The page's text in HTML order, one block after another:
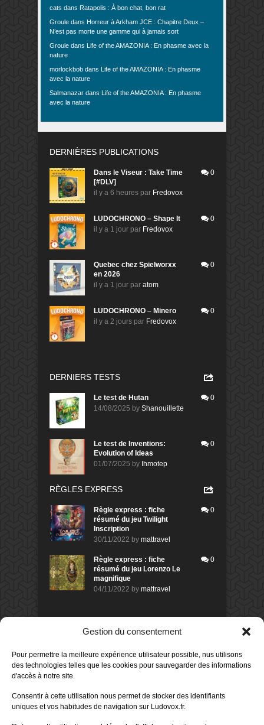
Gestion du consentement
Pour permettre la meilleure expérience utilisateur possible, nus utilisons
des technologies telles que les cookies pour sauvegarder des informations
d'accès à notre site.
Consentir à cette utilisation nous permet de stocker des identifiants
uniques et vos habitudes de navigation sur Ludovox.fr.
cats dans Ratapolis : À bon chat, bon rat
Groule dans Horreur à Arkham JCE : Chapitre Deux –
N’est pas morte une gamme qui à jamais sort
Groule dans Life of the AMAZONIA : En phasme avec la
nature
morlockbob dans Life of the AMAZONIA : En phasme
avec la nature
Salmanazar dans Life of the AMAZONIA : En phasme
avec la nature
DERNIÈRES PUBLICATIONS
Dans le Viseur : Take Time
[#DLV]
il y a 6 heures par Fredovox
0
LUDOCHRONO – Shape It
il y a 1 jour par Fredovox
0
Quebec chez Spielworxx
en 2026
il y a 1 jour par atom
0
LUDOCHRONO – Minero
il y a 2 jours par Fredovox
0
DERNIERS TESTS
Le test de Hutan
14/08/2025 by Shanouillette
0
Le test de Inventions:
Evolution of Ideas
01/07/2025 by Ihmotep
0
RÈGLES EXPRESS
Règle express : fiche
résumé du jeu Twilight
Inscription
30/11/2022 by mattravel
0
Règle express : fiche
résumé du jeu Lorenzo Le
magnifique
04/11/2022 by mattravel
0
DERNIERS AVIS DES MEMBRES
Avis de
Sur le jeu Collect!
il y a 17 heures
Avis demorlockbob
Sur le jeu Detective Box - Ciao
80%